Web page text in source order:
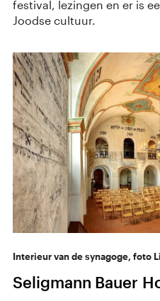
festival, lezingen en er is
Joodse cultuur.
Interieur van de synagoge, foto
Seligmann Bauer